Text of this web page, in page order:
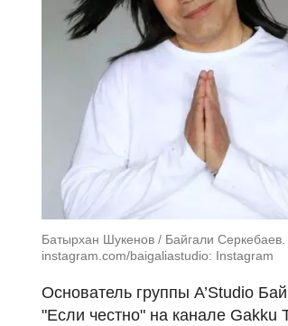
Батырхан Шукенов / Байгали
instagram.com/baigaliastudio: Instagram
Основатель группы A’Studio
"Если честно" на канале Gakku